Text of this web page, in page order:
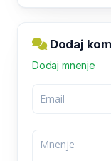
Dodaj
Dodaj mnenje